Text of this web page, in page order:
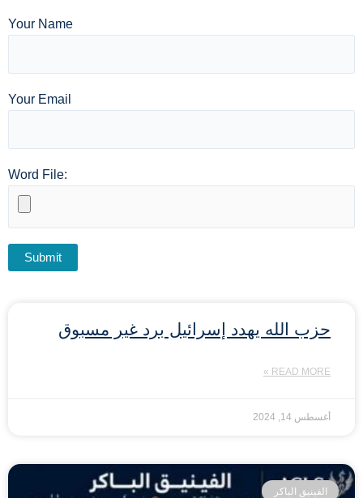
Your Name
Your Email
Word File:
حزب الله يهدد إسرائيل برد غير مسبوق
READ MORE »
أغسطس 14, 2024
الفينيق الباكر